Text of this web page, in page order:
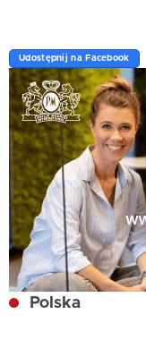
Udostępnij na Facebook
Polska